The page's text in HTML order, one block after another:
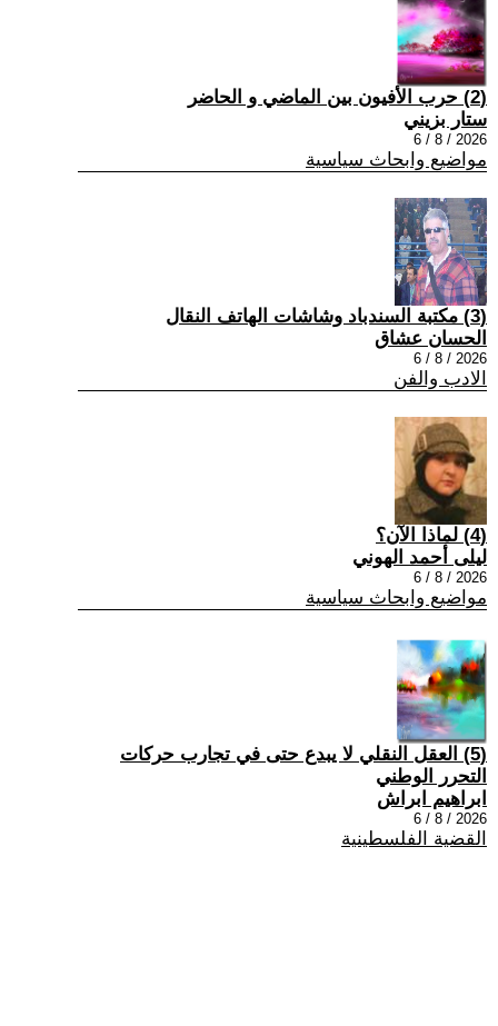
(2) حرب الأفيون بين الماضي و الحاضر
ستار بزيني
2026 / 8 / 6
مواضيع وابحاث سياسية
(3) مكتبة السندباد وشاشات الهاتف النقال
الحسان عشاق
2026 / 8 / 6
الادب والفن
(4) لماذا الآن؟
ليلى أحمد الهوني
2026 / 8 / 6
مواضيع وابحاث سياسية
(5) العقل النقلي لا يبدع حتى في تجارب حركات
التحرر الوطني
ابراهيم ابراش
2026 / 8 / 6
القضية الفلسطينية